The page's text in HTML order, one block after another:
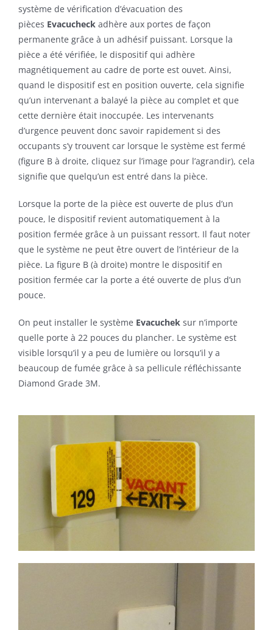
système de vérification d’évacuation des
pièces Evacucheck adhère aux portes de façon
permanente grâce à un adhésif puissant. Lorsque la
pièce a été vérifiée, le dispositif qui adhère
magnétiquement au cadre de porte est ouvet. Ainsi,
quand le dispositif est en position ouverte, cela signifie
qu’un intervenant a balayé la pièce au complet et que
cette dernière était inoccupée. Les intervenants
d’urgence peuvent donc savoir rapidement si des
occupants s’y trouvent car lorsque le système est fermé
(figure B à droite, cliquez sur l’image pour l’agrandir), cela
signifie que quelqu’un est entré dans la pièce.
Lorsque la porte de la pièce est ouverte de plus d’un
pouce, le dispositif revient automatiquement à la
position fermée grâce à un puissant ressort. Il faut noter
que le système ne peut être ouvert de l’intérieur de la
pièce. La figure B (à droite) montre le dispositif en
position fermée car la porte a été ouverte de plus d’un
pouce.
On peut installer le système Evacuchek sur n’importe
quelle porte à 22 pouces du plancher. Le système est
visible lorsqu’il y a peu de lumière ou lorsqu’il y a
beaucoup de fumée grâce à sa pellicule réfléchissante
Diamond Grade 3M.